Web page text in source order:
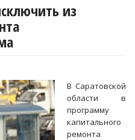
из
В Саратовской
области в
программу
капитального
ремонта